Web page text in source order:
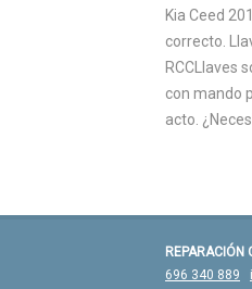
Kia Ceed
correcto.
RCCLlaves
con mando
acto.
REPARACIÓN
696 340 889